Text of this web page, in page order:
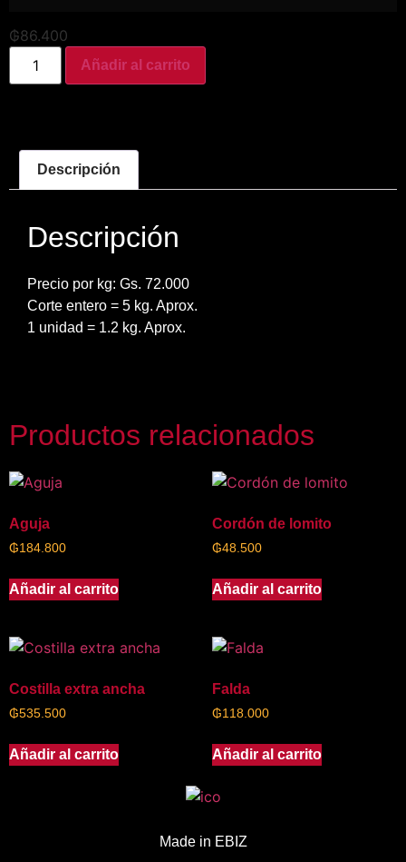
₲86.400
Añadir al carrito
Descripción
Descripción
Precio por kg: Gs. 72.000
Corte entero = 5 kg. Aprox.
1 unidad = 1.2 kg. Aprox.
Productos relacionados
Aguja
₲184.800
Añadir al carrito
Cordón de lomito
₲48.500
Añadir al carrito
Costilla extra ancha
₲535.500
Añadir al carrito
Falda
₲118.000
Añadir al carrito
Made in EBIZ